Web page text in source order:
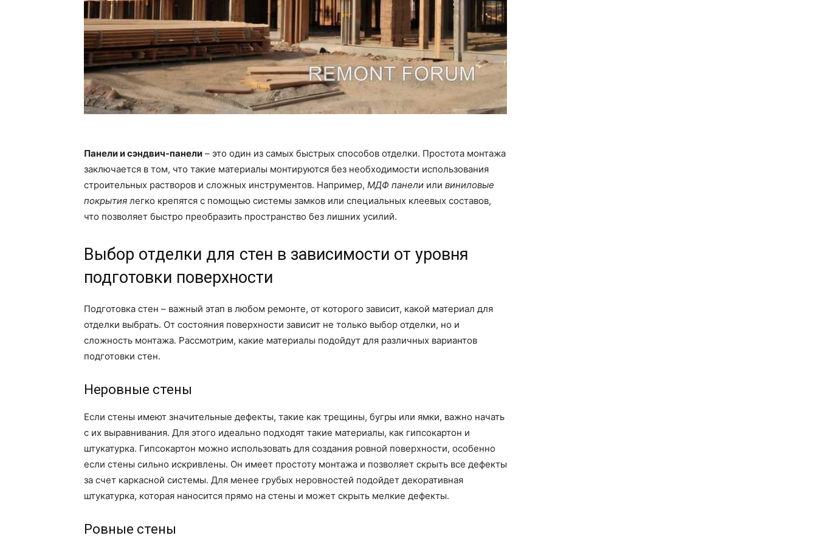
Панели и сэндвич-панели – это один из самых быстрых способов отделки. Простота монтажа
заключается в том, что такие материалы монтируются без необходимости использования
строительных растворов и сложных инструментов. Например, МДФ панели или виниловые
покрытия легко крепятся с помощью системы замков или специальных клеевых составов,
что позволяет быстро преобразить пространство без лишних усилий.
Выбор отделки для стен в зависимости от уровня
подготовки поверхности
Подготовка стен – важный этап в любом ремонте, от которого зависит, какой материал для
отделки выбрать. От состояния поверхности зависит не только выбор отделки, но и
сложность монтажа. Рассмотрим, какие материалы подойдут для различных вариантов
подготовки стен.
Неровные стены
Если стены имеют значительные дефекты, такие как трещины, бугры или ямки, важно начать
с их выравнивания. Для этого идеально подходят такие материалы, как гипсокартон и
штукатурка. Гипсокартон можно использовать для создания ровной поверхности, особенно
если стены сильно искривлены. Он имеет простоту монтажа и позволяет скрыть все дефекты
за счет каркасной системы. Для менее грубых неровностей подойдет декоративная
штукатурка, которая наносится прямо на стены и может скрыть мелкие дефекты.
Ровные стены